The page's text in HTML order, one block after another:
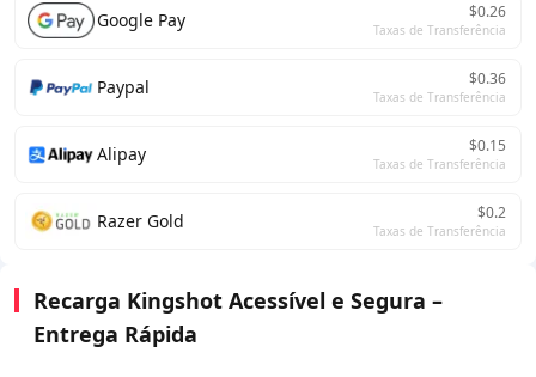
Google Pay $0.26
Taxas de Transferência
Paypal $0.36
Taxas de Transferência
Alipay $0.15
Taxas de Transferência
Razer Gold $0.2
Taxas de Transferência
Recarga Kingshot Acessível e Segura –
Entrega Rápida